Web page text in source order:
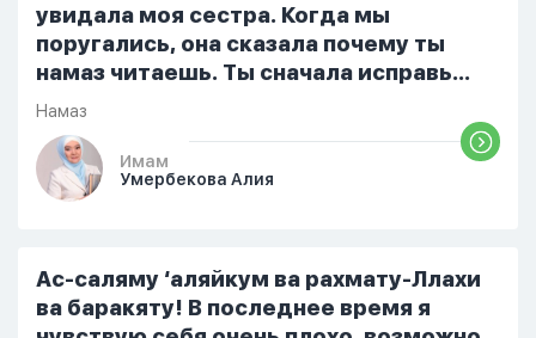
увидала моя сестра. Когда мы
поругались, она сказала почему ты
намаз читаешь. Ты сначала исправь
себя. После этого я не вставала на
намаз и не видела жайнамаз. Я просто
уже так не могу читать, смотреть . Дуа
я делаю скрытно если делаю дома. Я
От родных же людей.
Намаз
Имам
Умербекова Алия
Ас-саляму ‘аляйкум ва рахмату-Ллахи
ва баракяту! В последнее время я